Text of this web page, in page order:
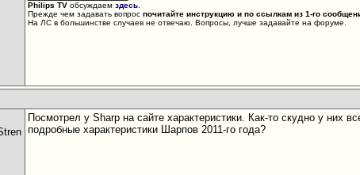
Philips TV обсуждаемздесь
Прежде чем задавать вопроспочитайте инструкцию и по ссылкам из 1-го
На ЛС в большинстве случаев не отвечаю. Вопросы, лучше задавайте на форуме.
Посмотрел у Sharp на сайте характеристики. Как-то скудно у них
подробные характеристики Шарпов 2011-го года?